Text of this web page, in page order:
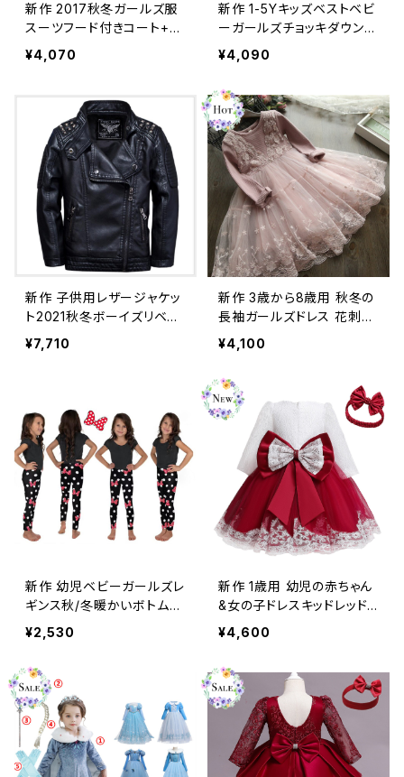
新作 2017秋冬ガールズ服
スーツフード付きコート+ス
カートパンツ3-8Yガールズ
キッズラブセットレギンス2
ウィンター 冬物
¥4,070
新作 1-5Yキッズベストベビ
ーガールズチョッキダウンベ
ストウォームキッズボーイア
ウターウェアコートボーイズ
物
¥4,090
新作 子供用レザージャケッ
ト2021秋冬ボーイズリベッ
トPUレザー防水コートキッ
ズコート オータム 秋物 ウ
¥7,710
新作 3歳から8歳用 秋冬の
長袖ガールズドレス 花刺繡
キッズ ドレスウェディング
パーティー 子供 クリスマス
繍 ウィンター 秋冬物 フラワ
ーデザイン
¥4,100
新作 幼児ベビーガールズレ
ギンス秋/冬暖かいボトムキ
ッズボウポルカドットパンツ
子供ファンシーガールズロ
秋物 ウィンター 冬物
¥2,530
新作 1歳用 幼児の赤ちゃん
&女の子ドレスキッドレッド
クリスマス 春/秋の長袖フラ
ワーレース 誕生日BowGo
グ 春物 オータム 秋物 フラ
ワーデザイン
¥4,600